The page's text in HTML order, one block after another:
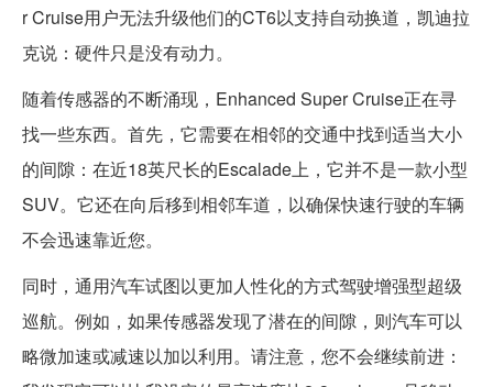
r Cruise用户无法升级他们的CT6以支持自动换道，凯迪拉
克说：硬件只是没有动力。
随着传感器的不断涌现，Enhanced Super Cruise正在寻
找一些东西。首先，它需要在相邻的交通中找到适当大小
的间隙：在近18英尺长的Escalade上，它并不是一款小型
SUV。它还在向后移到相邻车道，以确保快速行驶的车辆
不会迅速靠近您。
同时，通用汽车试图以更加人性化的方式驾驶增强型超级
巡航。例如，如果传感器发现了潜在的间隙，则汽车可以
略微加速或减速以加以利用。请注意，您不会继续前进：